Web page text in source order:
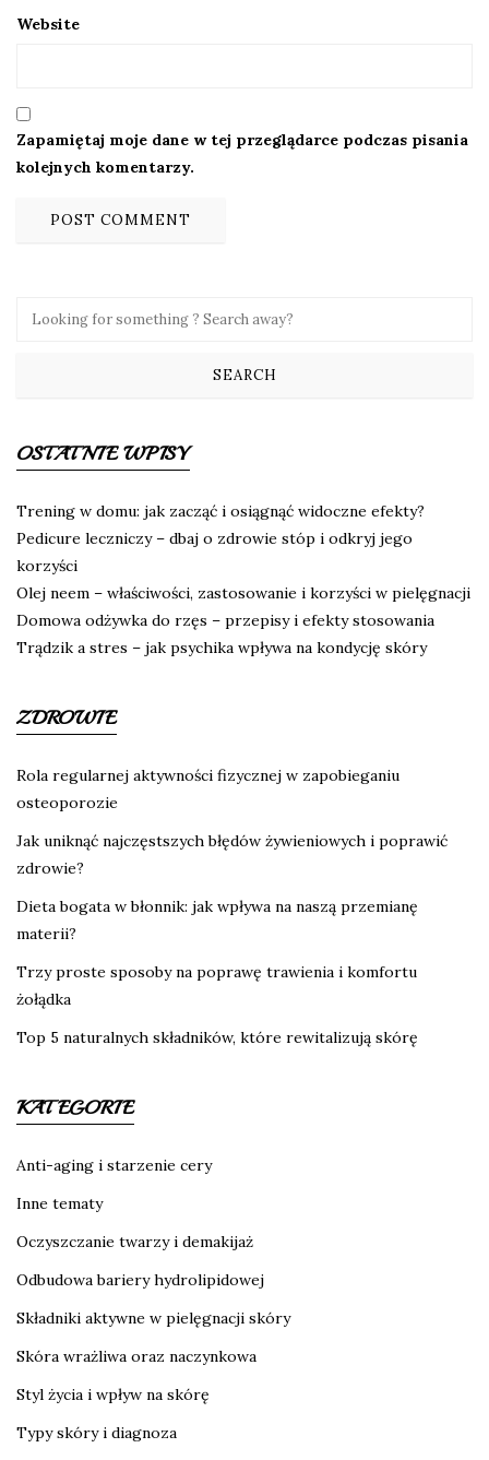
Website
Zapamiętaj moje dane w tej przeglądarce podczas pisania
kolejnych komentarzy.
OSTATNIE WPISY
Trening w domu: jak zacząć i osiągnąć widoczne efekty?
Pedicure leczniczy – dbaj o zdrowie stóp i odkryj jego
korzyści
Olej neem – właściwości, zastosowanie i korzyści w pielęgnacji
Domowa odżywka do rzęs – przepisy i efekty stosowania
Trądzik a stres – jak psychika wpływa na kondycję skóry
ZDROWIE
Rola regularnej aktywności fizycznej w zapobieganiu
osteoporozie
Jak uniknąć najczęstszych błędów żywieniowych i poprawić
zdrowie?
Dieta bogata w błonnik: jak wpływa na naszą przemianę
materii?
Trzy proste sposoby na poprawę trawienia i komfortu
żołądka
Top 5 naturalnych składników, które rewitalizują skórę
KATEGORIE
Anti-aging i starzenie cery
Inne tematy
Oczyszczanie twarzy i demakijaż
Odbudowa bariery hydrolipidowej
Składniki aktywne w pielęgnacji skóry
Skóra wrażliwa oraz naczynkowa
Styl życia i wpływ na skórę
Typy skóry i diagnoza